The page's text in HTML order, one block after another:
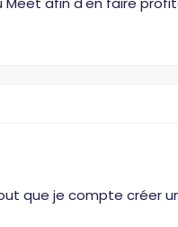
que je compte créer un